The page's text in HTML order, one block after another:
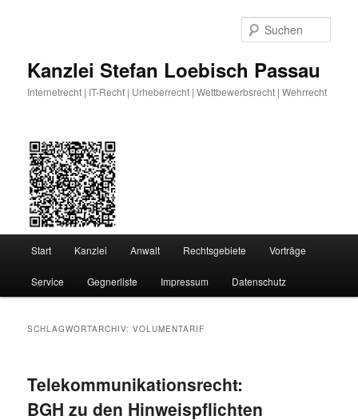
Kanzlei Stefan Loebisch Passau
Internetrecht | IT-Recht | Urheberrecht | Wettbewerbsrecht | Wehrrecht
Start Kanzlei Anwalt Rechtsgebiete Vorträge
Service Gegnerliste Impressum Datenschutz
SCHLAGWORTARCHIV:VOLUMENTARIF
Telekommunikationsrecht:
BGH zu den Hinweispflichten